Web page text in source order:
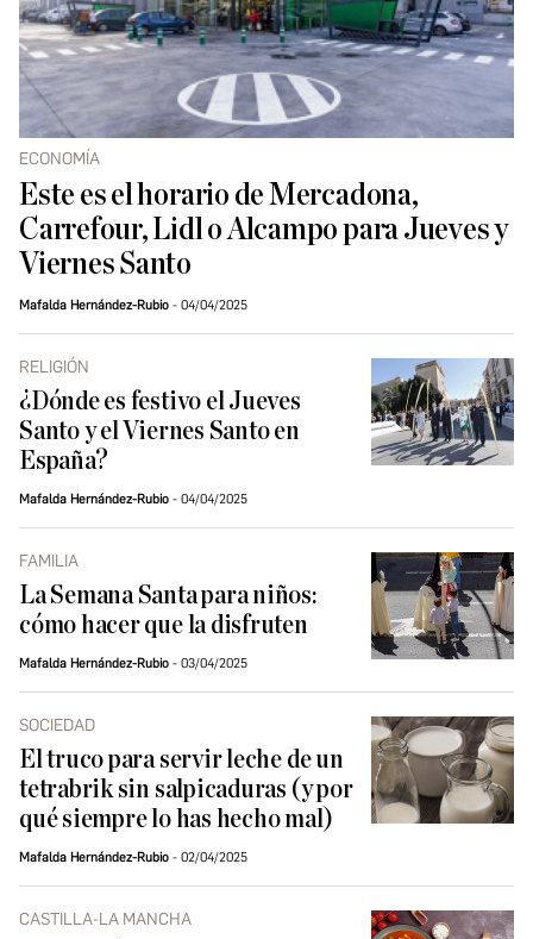
ECONOMÍA
Este es el horario de Mercadona,
Carrefour, Lidl o Alcampo para Jueves y
Viernes Santo
Mafalda Hernández-Rubio 04/04/2025
RELIGIÓN
¿Dónde es festivo el Jueves
Santo y el Viernes Santo en
España?
Mafalda Hernández-Rubio 04/04/2025
FAMILIA
La Semana Santa para niños:
cómo hacer que la disfruten
Mafalda Hernández-Rubio 03/04/2025
SOCIEDAD
El truco para servir leche de un
tetrabrik sin salpicaduras (y por
qué siempre lo has hecho mal)
Mafalda Hernández-Rubio 02/04/2025
CASTILLA-LA MANCHA